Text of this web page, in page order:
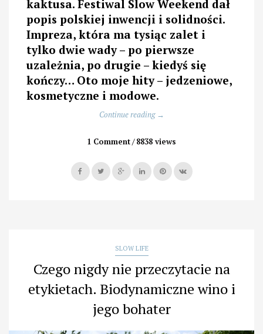
kaktusa. Festiwal Slow Weekend dał
popis polskiej inwencji i solidności.
Impreza, która ma tysiąc zalet i
tylko dwie wady – po pierwsze
uzależnia, po drugie – kiedyś się
kończy… Oto moje hity – jedzeniowe,
kosmetyczne i modowe.
Continue reading „Najlepsze
rzeczy
–
zacznij
→
1 Comment 8838 views
SLOW LIFE
Czego nigdy nie przeczytacie na
etykietach. Biodynamiczne wino i
jego bohater